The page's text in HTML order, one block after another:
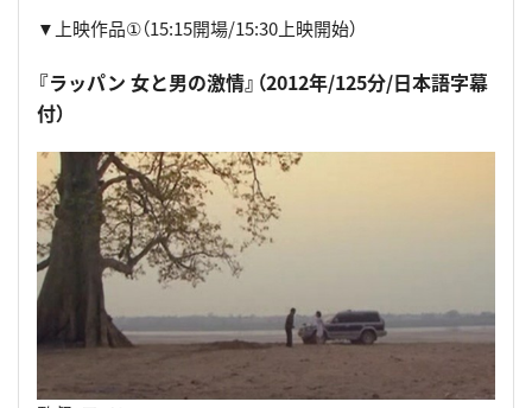
▼上映作品①（15:15開場/15:30上映開始）
『ラッパン 女と男の激情』（2012年/125分/日本語字幕
付）